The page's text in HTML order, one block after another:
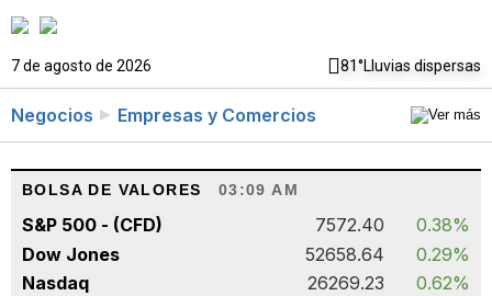
7 de agosto de 2026 81°Lluvias dispersas
Negocios Empresas y Comercios
BOLSA DE VALORES 03:09 AM
S&P 500 - (CFD) 7572.40
0.38%
Dow Jones
52658.64
0.29%
Nasdaq
26269.23 0.62%